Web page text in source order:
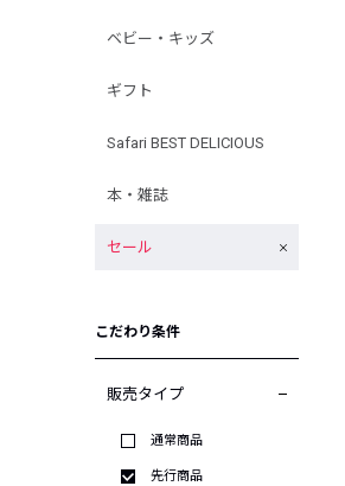
ベビー・キッズ
ギフト
Safari BEST DELICIOUS
本・雑誌
セール
こだわり条件
販売タイプ
通常商品
先行商品